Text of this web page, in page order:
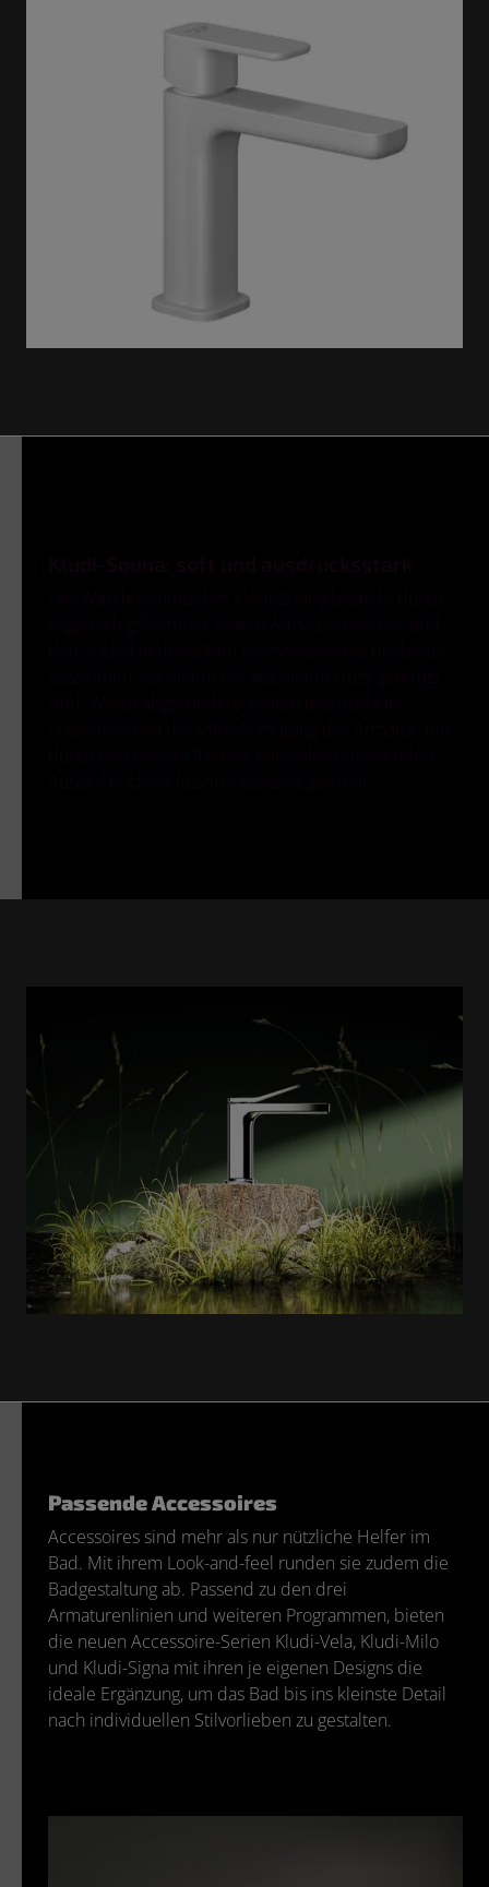
Passende Accessoires
Accessoires sind mehr als nur nützliche Helfer im
Bad. Mit ihrem Look-and-feel runden sie zudem die
Badgestaltung ab. Passend zu den drei
Armaturenlinien und weiteren Programmen, bieten
die neuen Accessoire-Serien Kludi-Vela, Kludi-Milo
und Kludi-Signa mit ihren je eigenen Designs die
ideale Ergänzung, um das Bad bis ins kleinste Detail
nach individuellen Stilvorlieben zu gestalten.